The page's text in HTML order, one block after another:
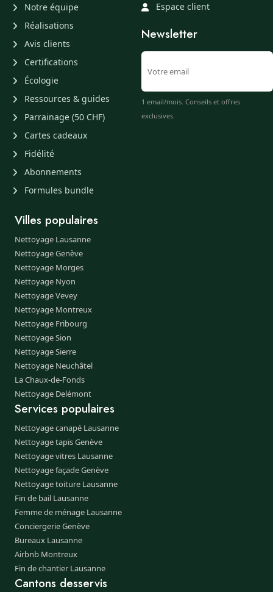
Notre équipe
Réalisations
Avis clients
Certifications
Écologie
Ressources & guides
Parrainage (50 CHF)
Cartes cadeaux
Fidélité
Abonnements
Formules bundle
Espace client
Newsletter
1 email/mois. Conseils et offres
exclusives.
Villes populaires
Nettoyage Lausanne
Nettoyage Genève
Nettoyage Morges
Nettoyage Nyon
Nettoyage Vevey
Nettoyage Montreux
Nettoyage Fribourg
Nettoyage Sion
Nettoyage Sierre
Nettoyage Neuchâtel
La Chaux-de-Fonds
Nettoyage Delémont
Services populaires
Nettoyage canapé Lausanne
Nettoyage tapis Genève
Nettoyage vitres Lausanne
Nettoyage façade Genève
Nettoyage toiture Lausanne
Fin de bail Lausanne
Femme de ménage Lausanne
Conciergerie Genève
Bureaux Lausanne
Airbnb Montreux
Fin de chantier Lausanne
Cantons desservis